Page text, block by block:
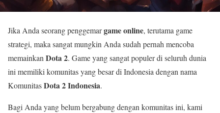
Jika Anda seorang penggemargame online, terutama game
strategi, maka sangat mungkin Anda sudah pernah mencoba
memainkan Dota 2. Game yang sangat populer di seluruh dunia
ini memiliki komunitas yang besar di Indonesia dengan nama
KomunitasDota 2 Indonesia.
Bagi Anda yang belum bergabung dengan komunitas ini, kami